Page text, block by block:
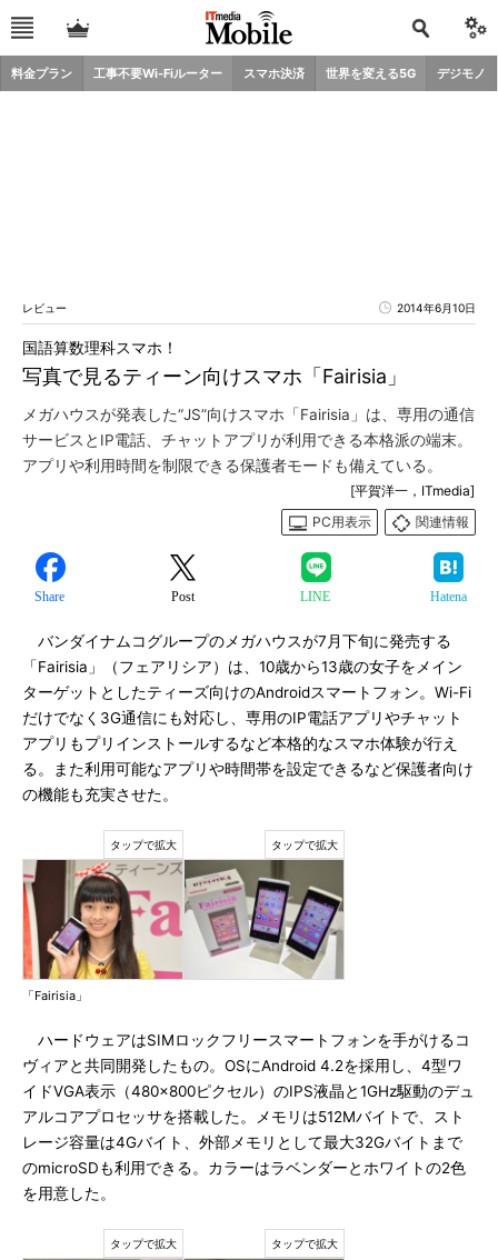
料金プラン 工事不要Wi-Fiルーター スマホ決済 世界を変える5G デジモノ
レビュー 2014年6月10日
写真で見るティーン向けスマホ「Fairisia」
国語算数理科スマホ！
メガハウスが発表した“JS”向けスマホ「Fairisia」は、専用の通信
サービスとIP電話、チャットアプリが利用できる本格派の端末。
アプリや利用時間を制限できる保護者モードも備えている。
[平賀洋一，ITmedia]
PC用表示
関連情報
Share Post LINE Hatena
バンダイナムコグループのメガハウスが7月下旬に発売する
「Fairisia」（フェアリシア）は、10歳から13歳の女子をメイン
ターゲットとしたティーズ向けのAndroidスマートフォン。Wi-Fi
だけでなく3G通信にも対応し、専用のIP電話アプリやチャット
アプリもプリインストールするなど本格的なスマホ体験が行え
る。また利用可能なアプリや時間帯を設定できるなど保護者向け
の機能も充実させた。
「Fairisia」
ハードウェアはSIMロックフリースマートフォンを手がけるコ
ヴィアと共同開発したもの。OSにAndroid 4.2を採用し、4型ワ
イドVGA表示（480×800ピクセル）のIPS液晶と1GHz駆動のデュ
アルコアプロセッサを搭載した。メモリは512Mバイトで、スト
レージ容量は4Gバイト、外部メモリとして最大32Gバイトまで
のmicroSDも利用できる。カラーはラベンダーとホワイトの2色
を用意した。